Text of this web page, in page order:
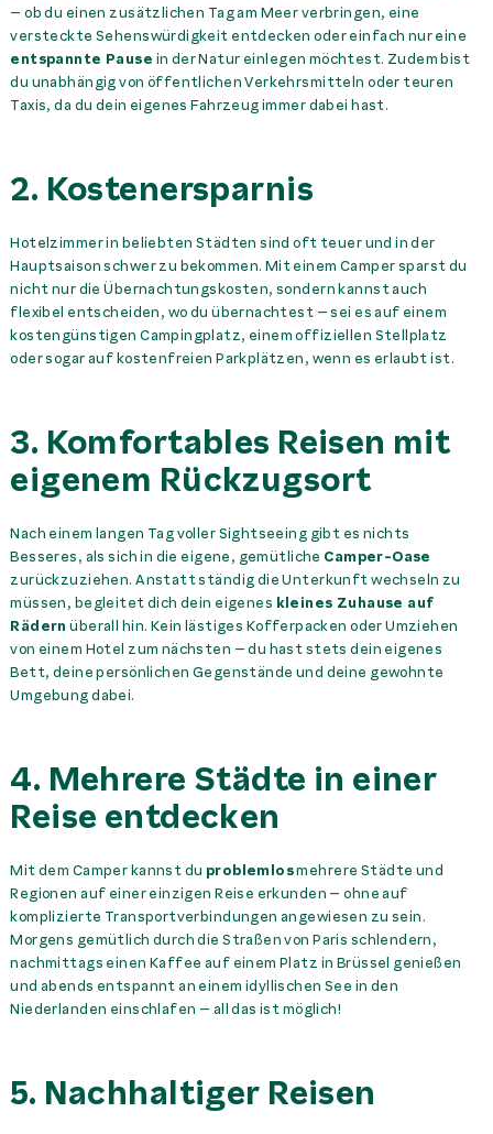
– ob du einen zusätzlichen Tag am Meer verbringen, eine
versteckte Sehenswürdigkeit entdecken oder einfach nur eine
entspannte Pause in der Natur einlegen möchtest. Zudem bist
du unabhängig von öffentlichen Verkehrsmitteln oder teuren
Taxis, da du dein eigenes Fahrzeug immer dabei hast.
2. Kostenersparnis
Hotelzimmer in beliebten Städten sind oft teuer und in der
Hauptsaison schwer zu bekommen. Mit einem Camper sparst du
nicht nur die Übernachtungskosten, sondern kannst auch
flexibel entscheiden, wo du übernachtest – sei es auf einem
kostengünstigen Campingplatz, einem offiziellen Stellplatz
oder sogar auf kostenfreien Parkplätzen, wenn es erlaubt ist.
3. Komfortables Reisen mit
eigenem Rückzugsort
Nach einem langen Tag voller Sightseeing gibt es nichts
Besseres, als sich in die eigene, gemütliche Camper-Oase
zurückzuziehen. Anstatt ständig die Unterkunft wechseln zu
müssen, begleitet dich dein eigenes kleines Zuhause auf
Rädern überall hin. Kein lästiges Kofferpacken oder Umziehen
von einem Hotel zum nächsten – du hast stets dein eigenes
Bett, deine persönlichen Gegenstände und deine gewohnte
Umgebung dabei.
4. Mehrere Städte in einer
Reise entdecken
Mit dem Camper kannst du problemlosmehrere Städte und
Regionen auf einer einzigen Reise erkunden – ohne auf
komplizierte Transportverbindungen angewiesen zu sein.
Morgens gemütlich durch die Straßen von Paris schlendern,
nachmittags einen Kaffee auf einem Platz in Brüssel genießen
und abends entspannt an einem idyllischen See in den
Niederlanden einschlafen – all das ist möglich!
5. Nachhaltiger Reisen